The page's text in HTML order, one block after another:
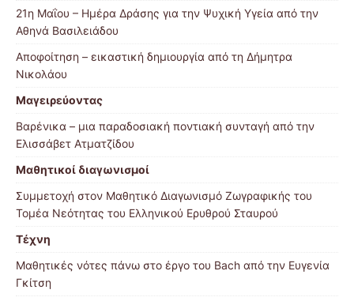
21η Μαΐου – Ημέρα Δράσης για την Ψυχική Υγεία από την
Αθηνά Βασιλειάδου
Αποφοίτηση – εικαστική δημιουργία από τη Δήμητρα
Νικολάου
Μαγειρεύοντας
Βαρένικα – μια παραδοσιακή ποντιακή συνταγή από την
Ελισσάβετ Ατματζίδου
Μαθητικοί διαγωνισμοί
Συμμετοχή στον Μαθητικό Διαγωνισμό Ζωγραφικής του
Τομέα Νεότητας του Ελληνικού Ερυθρού Σταυρού
Τέχνη
Μαθητικές νότες πάνω στο έργο του Bach από την Ευγενία
Γκίτση